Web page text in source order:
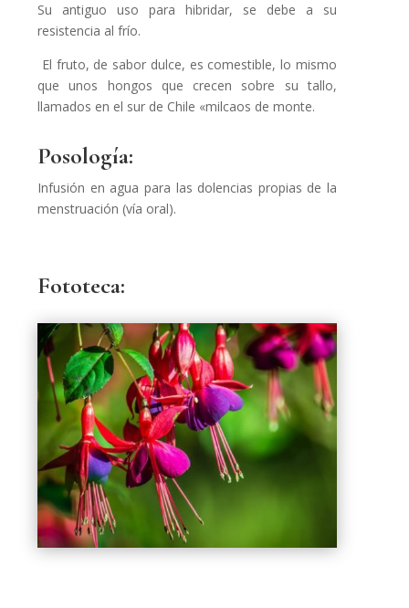
Su antiguo uso para hibridar, se debe a su
resistencia al frío.
El fruto, de sabor dulce, es comestible, lo mismo
que unos hongos que crecen sobre su tallo,
llamados en el sur de Chile «milcaos de monte.
Posología:
Infusión en agua para las dolencias propias de la
menstruación (vía oral).
Fototeca: